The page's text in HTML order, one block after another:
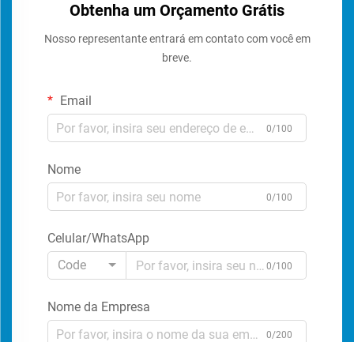
Obtenha um Orçamento Grátis
Nosso representante entrará em contato com você em
breve.
Email
0/100
Nome
0/100
Celular/WhatsApp
Code
0/100
Nome da Empresa
0/200